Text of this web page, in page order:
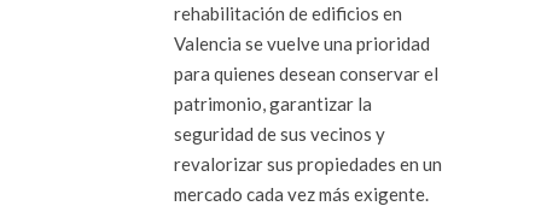
rehabilitación de edificios en
Valencia se vuelve una prioridad
para quienes desean conservar el
patrimonio, garantizar la
seguridad de sus vecinos y
revalorizar sus propiedades en un
mercado cada vez más exigente.